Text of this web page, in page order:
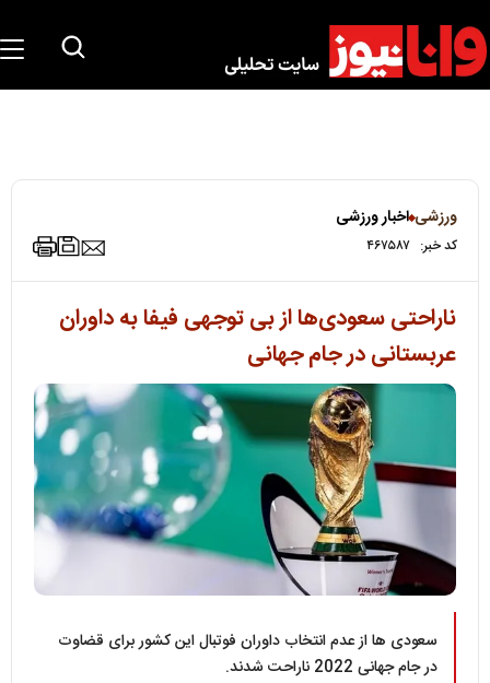
ورزشی اخبار ورزشی
کد خبر: ۴۶۷۵۸۷
ناراحتی سعودی‌ها از بی توجهی فیفا به داوران
عربستانی در جام جهانی
سعودی ها از عدم انتخاب داوران فوتبال این کشور برای قضاوت
در جام جهانی 2022 ناراحت شدند.